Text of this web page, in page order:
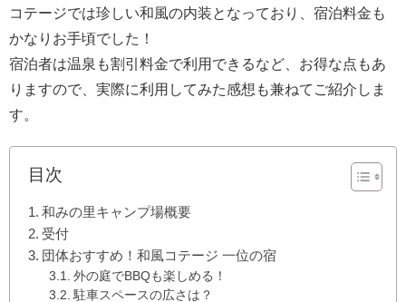
コテージでは珍しい和風の内装となっており、宿泊料金も
かなりお手頃でした！
宿泊者は温泉も割引料金で利用できるなど、お得な点もあ
りますので、実際に利用してみた感想も兼ねてご紹介しま
す。
目次
和みの里キャンプ場概要
受付
団体おすすめ！和風コテージ 一位の宿
外の庭でBBQも楽しめる！
駐車スペースの広さは？